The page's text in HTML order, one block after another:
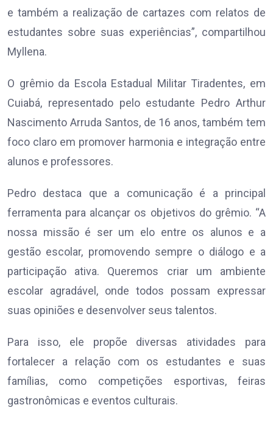
e também a realização de cartazes com relatos de
estudantes sobre suas experiências”, compartilhou
Myllena.
O grêmio da Escola Estadual Militar Tiradentes, em
Cuiabá, representado pelo estudante Pedro Arthur
Nascimento Arruda Santos, de 16 anos, também tem
foco claro em promover harmonia e integração entre
alunos e professores.
Pedro destaca que a comunicação é a principal
ferramenta para alcançar os objetivos do grêmio. “A
nossa missão é ser um elo entre os alunos e a
gestão escolar, promovendo sempre o diálogo e a
participação ativa. Queremos criar um ambiente
escolar agradável, onde todos possam expressar
suas opiniões e desenvolver seus talentos.
Para isso, ele propõe diversas atividades para
fortalecer a relação com os estudantes e suas
famílias, como competições esportivas, feiras
gastronômicas e eventos culturais.